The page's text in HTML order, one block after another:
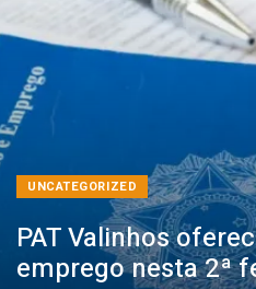
UNCATEGORIZED
PAT Valinhos
emprego nesta 2ª